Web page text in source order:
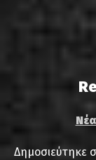
Δημοσιεύτηκε